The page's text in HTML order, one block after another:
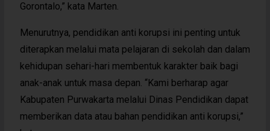
Gorontalo,” kata Marten.
Menurutnya, pendidikan anti korupsi ini penting untuk
diterapkan melalui mata pelajaran di sekolah dan dalam
kehidupan sehari-hari membentuk karakter baik bagi
anak-anak untuk masa depan. “Kami berharap agar
Kabupaten Purwakarta melalui Dinas Pendidikan dapat
memberikan data atau bahan pendidikan anti korupsi,”